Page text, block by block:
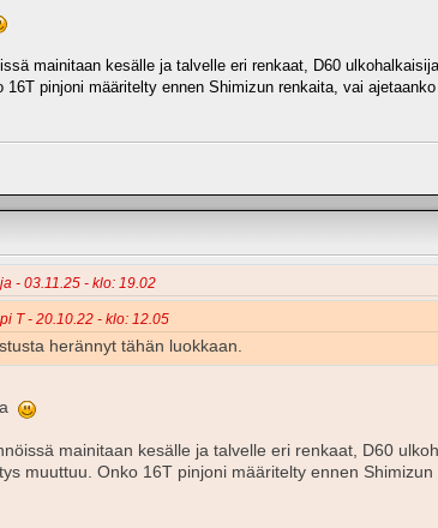
mainitaan kesälle ja talvelle eri renkaat, D60
16T pinjoni määritelty ennen Shimizun renkaita, vai
- 03.11.25 - klo: 19.02
T - 20.10.22 - klo: 12.05
herännyt tähän luokkaan.
mainitaan kesälle ja talvelle eri renkaat, D60
muuttuu. Onko 16T pinjoni määritelty ennen